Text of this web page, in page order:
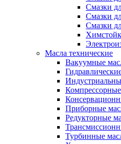
Смазки
Смазки
Смазки
Масла технические
Вакуумные
Приборные
Редукторные
Турбинные